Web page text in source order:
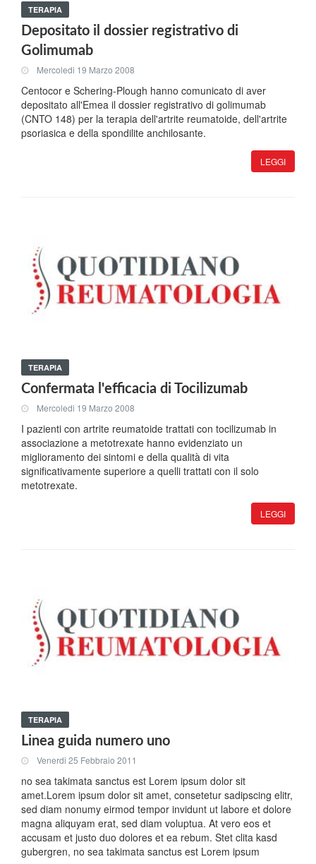
TERAPIA
Depositato il dossier registrativo di
Golimumab
Mercoledi 19 Marzo 2008
Centocor e Schering-Plough hanno comunicato di aver
depositato all'Emea il dossier registrativo di golimumab
(CNTO 148) per la terapia dell'artrite reumatoide, dell'artrite
psoriasica e della spondilite anchilosante.
LEGGI
TERAPIA
Confermata l'efficacia di Tocilizumab
Mercoledi 19 Marzo 2008
I pazienti con artrite reumatoide trattati con tocilizumab in
associazione a metotrexate hanno evidenziato un
miglioramento dei sintomi e della qualità di vita
significativamente superiore a quelli trattati con il solo
metotrexate.
LEGGI
TERAPIA
Linea guida numero uno
Venerdi 25 Febbraio 2011
no sea takimata sanctus est Lorem ipsum dolor sit
amet.Lorem ipsum dolor sit amet, consetetur sadipscing elitr,
sed diam nonumy eirmod tempor invidunt ut labore et dolore
magna aliquyam erat, sed diam voluptua. At vero eos et
accusam et justo duo dolores et ea rebum. Stet clita kasd
gubergren, no sea takimata sanctus est Lorem ipsum